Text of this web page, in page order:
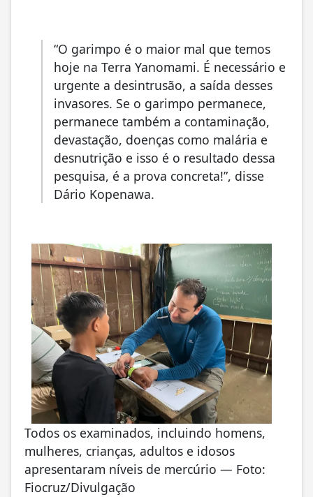
“O garimpo é o maior mal que temos
hoje na Terra Yanomami. É necessário e
urgente a desintrusão, a saída desses
invasores. Se o garimpo permanece,
permanece também a contaminação,
devastação, doenças como malária e
desnutrição e isso é o resultado dessa
pesquisa, é a prova concreta!”, disse
Dário Kopenawa.
Todos os examinados, incluindo homens,
mulheres, crianças, adultos e idosos
apresentaram níveis de mercúrio — Foto:
Fiocruz/Divulgação